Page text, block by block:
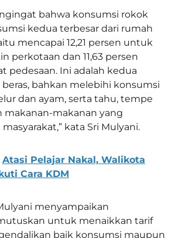
bahwa konsumsi rokok
kedua terbesar dari rumah
mencapai 12,21 persen untuk
perkotaan dan 11,63 persen
pedesaan. Ini adalah kedua
bahkan melebihi konsumsi
dan ayam, serta tahu, tempe
makanan-makanan yang
kata Sri Mulyani.
Atasi Pelajar Nakal, Walikota
Cara KDM
menyampaikan
untuk menaikkan tarif
baik konsumsi maupun